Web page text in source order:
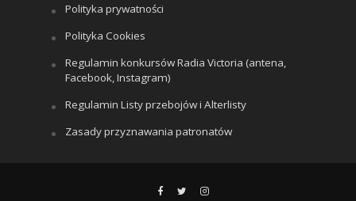
Polityka prywatności
Polityka Cookies
Regulamin konkursów Radia Victoria (antena,
Facebook, Instagram)
Regulamin Listy przebojów i Alterlisty
Zasady przyznawania patronatów